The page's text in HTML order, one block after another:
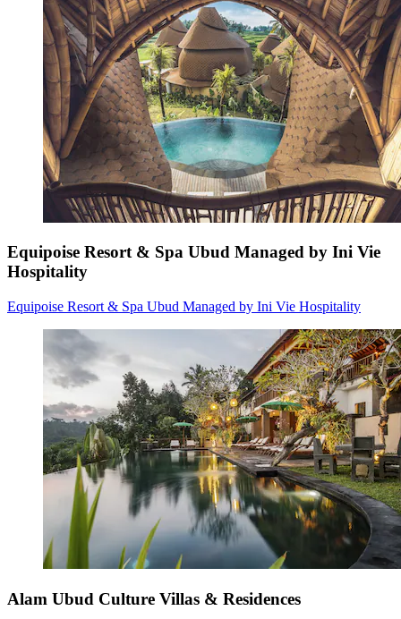
Equipoise Resort & Spa Ubud Managed by Ini Vie
Hospitality
Equipoise Resort & Spa Ubud Managed by Ini Vie Hospitality
Alam Ubud Culture Villas & Residences